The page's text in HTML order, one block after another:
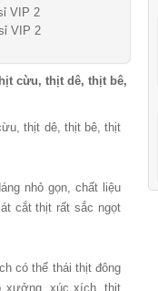
VIP 2
VIP 2
cừu, thịt dê, thịt bê,
thịt dê, thịt bê, thịt
nhỏ gọn, chất liệu
cắt thịt rất sắc ngọt
có thể thái thịt đông
xưởng, xúc xích, thịt